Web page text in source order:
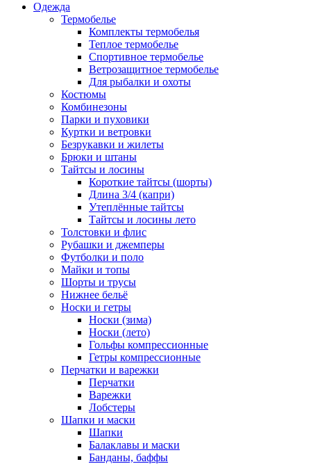
Одежда
Термобелье
Комплекты термобелья
Теплое термобелье
Спортивное термобелье
Ветрозащитное термобелье
Для рыбалки и охоты
Костюмы
Комбинезоны
Парки и пуховики
Куртки и ветровки
Безрукавки и жилеты
Брюки и штаны
Тайтсы и лосины
Короткие тайтсы (шорты)
Длина 3/4 (капри)
Утеплённые тайтсы
Тайтсы и лосины лето
Толстовки и флис
Рубашки и джемперы
Футболки и поло
Майки и топы
Шорты и трусы
Нижнее бельё
Носки и гетры
Носки (зима)
Носки (лето)
Гольфы компрессионные
Гетры компрессионные
Перчатки и варежки
Перчатки
Варежки
Лобстеры
Шапки и маски
Шапки
Балаклавы и маски
Банданы, баффы